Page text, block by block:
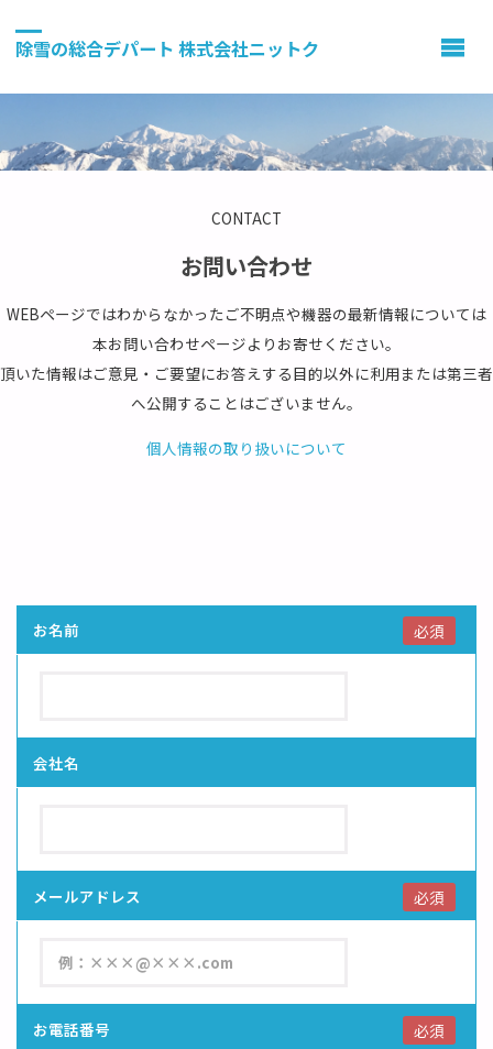
除雪の総合デパート 株式会社ニットク
CONTACT
お問い合わせ
WEBページではわからなかったご不明点や機器の最新情報については
本お問い合わせページよりお寄せください。
頂いた情報はご意見・ご要望にお答えする目的以外に利用または第三者
へ公開することはございません。
個人情報の取り扱いについて
必須
お名前
会社名
必須
メールアドレス
必須
お電話番号